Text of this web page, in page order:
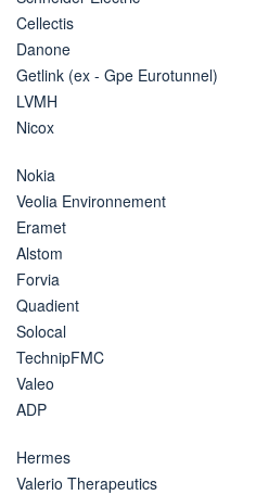
Cellectis
Danone
Getlink (ex - Gpe Eurotunnel)
LVMH
Nicox
Nokia
Veolia Environnement
Eramet
Alstom
Forvia
Quadient
Solocal
TechnipFMC
Valeo
ADP
Hermes
Valerio Therapeutics